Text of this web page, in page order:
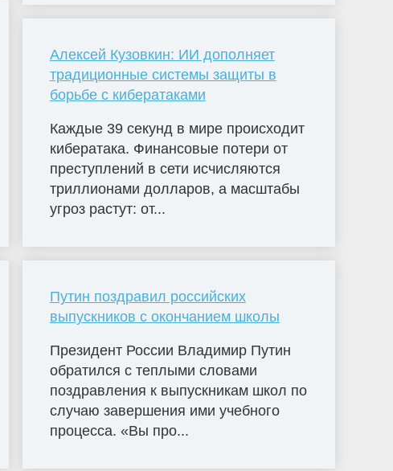
Алексей Кузовкин: ИИ дополняет
традиционные системы защиты в
борьбе с кибератаками
Каждые 39 секунд в мире происходит
кибератака. Финансовые потери от
преступлений в сети исчисляются
триллионами долларов, а масштабы
угроз растут: от...
Путин поздравил российских
выпускников с окончанием школы
Президент России Владимир Путин
обратился с теплыми словами
поздравления к выпускникам школ по
случаю завершения ими учебного
процесса. «Вы про...